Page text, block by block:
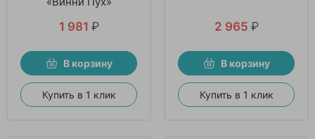
1 981 ₽
В корзину
Купить в 1 клик
2 965 ₽
В корзину
Купить в 1 клик